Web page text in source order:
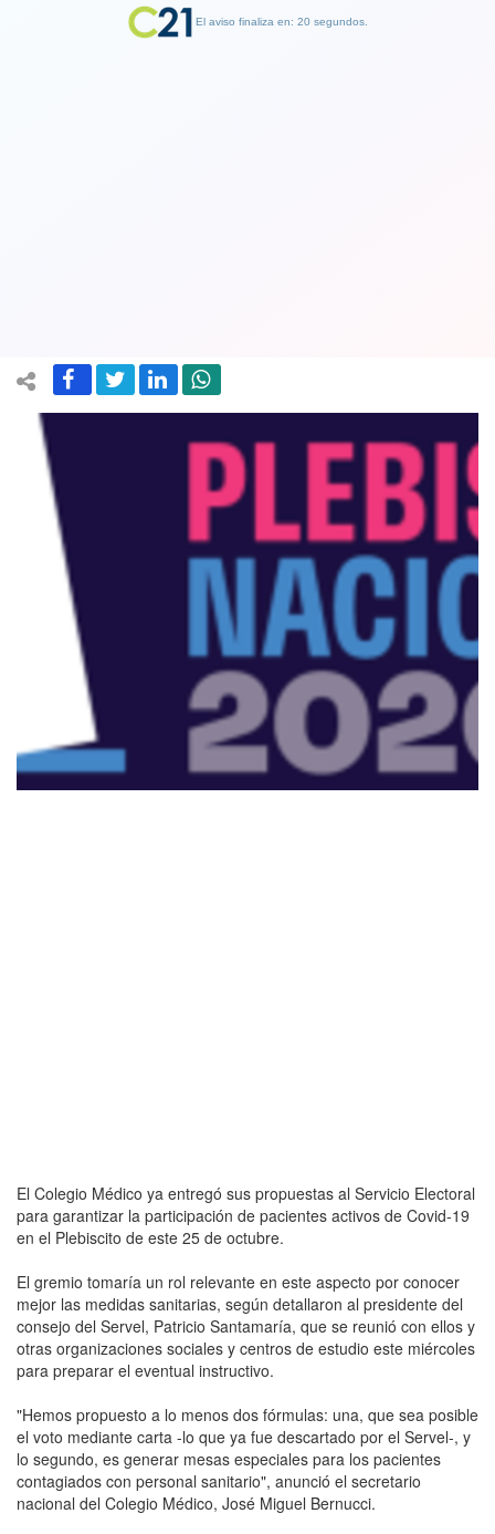
El Colegio Médico ya entregó sus propuestas al Servicio Electoral
para garantizar la participación de pacientes activos de Covid-19
en el Plebiscito de este 25 de octubre.
El gremio tomaría un rol relevante en este aspecto por conocer
mejor las medidas sanitarias, según detallaron al presidente del
consejo del Servel, Patricio Santamaría, que se reunió con ellos y
otras organizaciones sociales y centros de estudio este miércoles
para preparar el eventual instructivo.
"Hemos propuesto a lo menos dos fórmulas: una, que sea posible
el voto mediante carta -lo que ya fue descartado por el Servel-, y
lo segundo, es generar mesas especiales para los pacientes
contagiados con personal sanitario", anunció el secretario
nacional del Colegio Médico, José Miguel Bernucci.
El aviso finaliza en: 19 segundos.